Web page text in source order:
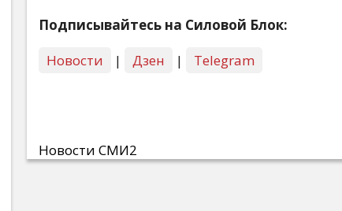
Подписывайтесь на Силовой Блок:
Новости
| Дзен | Telegram
Новости СМИ2